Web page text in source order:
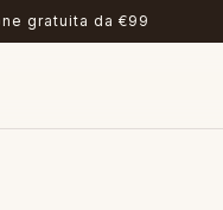
gratuita da €99